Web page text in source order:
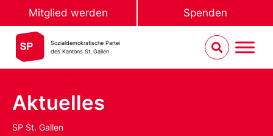
Mitglied werden Spenden
Sozialdemokratische Partei
des Kantons St. Gallen
Aktuelles
SP St. Gallen